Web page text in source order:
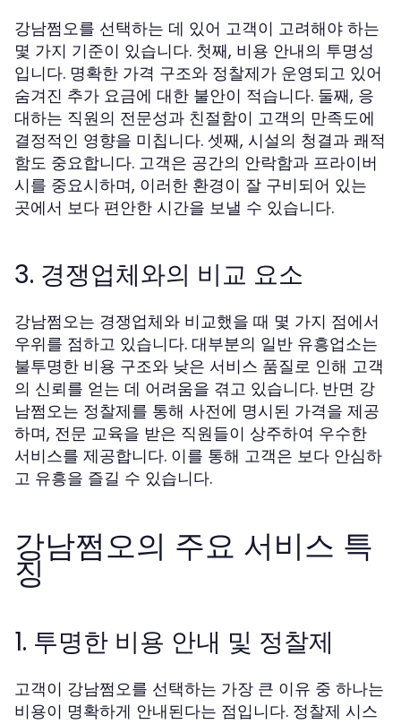
강남쩜오를 선택하는 데 있어 고객이 고려해야 하는
몇 가지 기준이 있습니다. 첫째, 비용 안내의 투명성
입니다. 명확한 가격 구조와 정찰제가 운영되고 있어
숨겨진 추가 요금에 대한 불안이 적습니다. 둘째, 응
대하는 직원의 전문성과 친절함이 고객의 만족도에
결정적인 영향을 미칩니다. 셋째, 시설의 청결과 쾌적
함도 중요합니다. 고객은 공간의 안락함과 프라이버
시를 중요시하며, 이러한 환경이 잘 구비되어 있는
곳에서 보다 편안한 시간을 보낼 수 있습니다.
3. 경쟁업체와의 비교 요소
강남쩜오는 경쟁업체와 비교했을 때 몇 가지 점에서
우위를 점하고 있습니다. 대부분의 일반 유흥업소는
불투명한 비용 구조와 낮은 서비스 품질로 인해 고객
의 신뢰를 얻는 데 어려움을 겪고 있습니다. 반면 강
남쩜오는 정찰제를 통해 사전에 명시된 가격을 제공
하며, 전문 교육을 받은 직원들이 상주하여 우수한
서비스를 제공합니다. 이를 통해 고객은 보다 안심하
고 유흥을 즐길 수 있습니다.
강남쩜오의 주요 서비스 특
징
1. 투명한 비용 안내 및 정찰제
고객이 강남쩜오를 선택하는 가장 큰 이유 중 하나는
비용이 명확하게 안내된다는 점입니다. 정찰제 시스